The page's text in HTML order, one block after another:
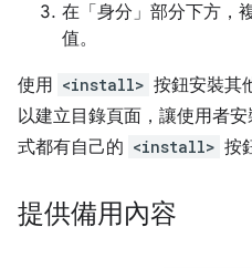
在「身分」 部分下方，
值。
使用 <install> 按鈕安裝其
以建立目錄頁面，讓使用者
式都有自己的 <install> 按
提供備用內容